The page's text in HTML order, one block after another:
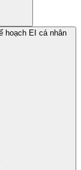
hoạch EI cá nhân